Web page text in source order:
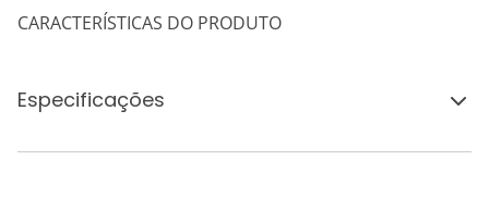
CARACTERÍSTICAS DO PRODUTO
Especificações